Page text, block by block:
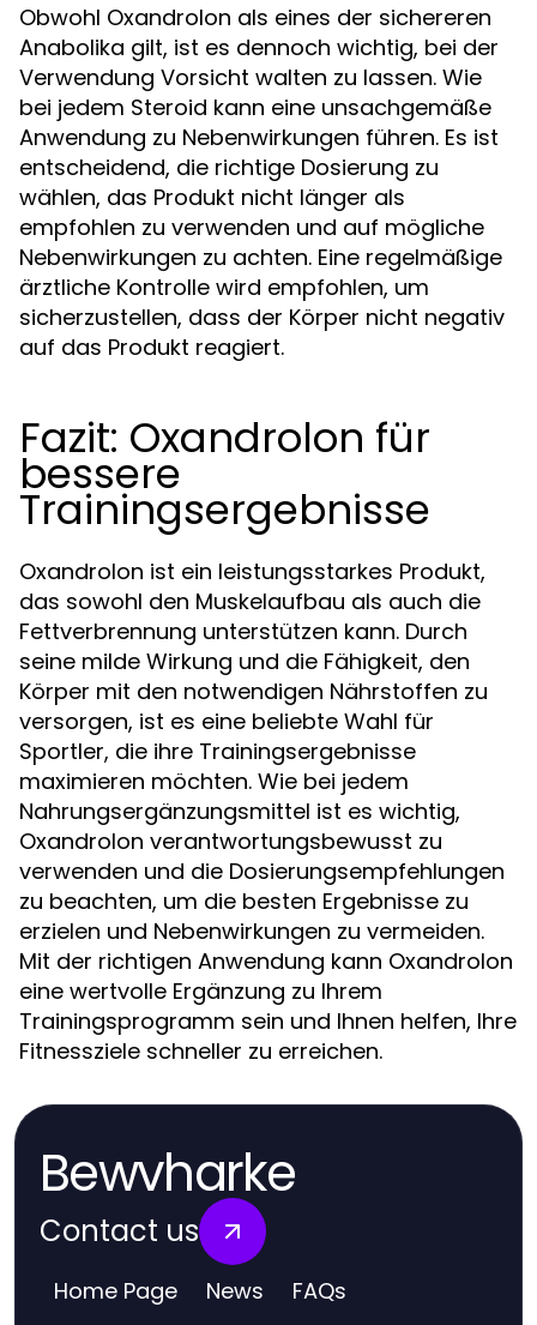
Obwohl Oxandrolon als eines der sichereren
Anabolika gilt, ist es dennoch wichtig, bei der
Verwendung Vorsicht walten zu lassen. Wie
bei jedem Steroid kann eine unsachgemäße
Anwendung zu Nebenwirkungen führen. Es ist
entscheidend, die richtige Dosierung zu
wählen, das Produkt nicht länger als
empfohlen zu verwenden und auf mögliche
Nebenwirkungen zu achten. Eine regelmäßige
ärztliche Kontrolle wird empfohlen, um
sicherzustellen, dass der Körper nicht negativ
auf das Produkt reagiert.
Fazit: Oxandrolon für
bessere
Trainingsergebnisse
Oxandrolon ist ein leistungsstarkes Produkt,
das sowohl den Muskelaufbau als auch die
Fettverbrennung unterstützen kann. Durch
seine milde Wirkung und die Fähigkeit, den
Körper mit den notwendigen Nährstoffen zu
versorgen, ist es eine beliebte Wahl für
Sportler, die ihre Trainingsergebnisse
maximieren möchten. Wie bei jedem
Nahrungsergänzungsmittel ist es wichtig,
Oxandrolon verantwortungsbewusst zu
verwenden und die Dosierungsempfehlungen
zu beachten, um die besten Ergebnisse zu
erzielen und Nebenwirkungen zu vermeiden.
Mit der richtigen Anwendung kann Oxandrolon
eine wertvolle Ergänzung zu Ihrem
Trainingsprogramm sein und Ihnen helfen, Ihre
Fitnessziele schneller zu erreichen.
Bewvharke
Contact us
Home Page News FAQs